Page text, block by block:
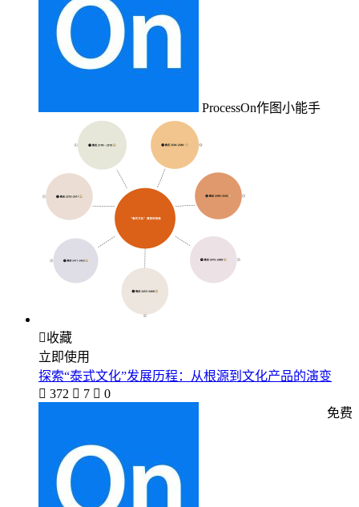
ProcessOn作图小能手
收藏
立即使用
探索“泰式文化”发展历程：从根源到文化产品的演变
 372  7  0
免费